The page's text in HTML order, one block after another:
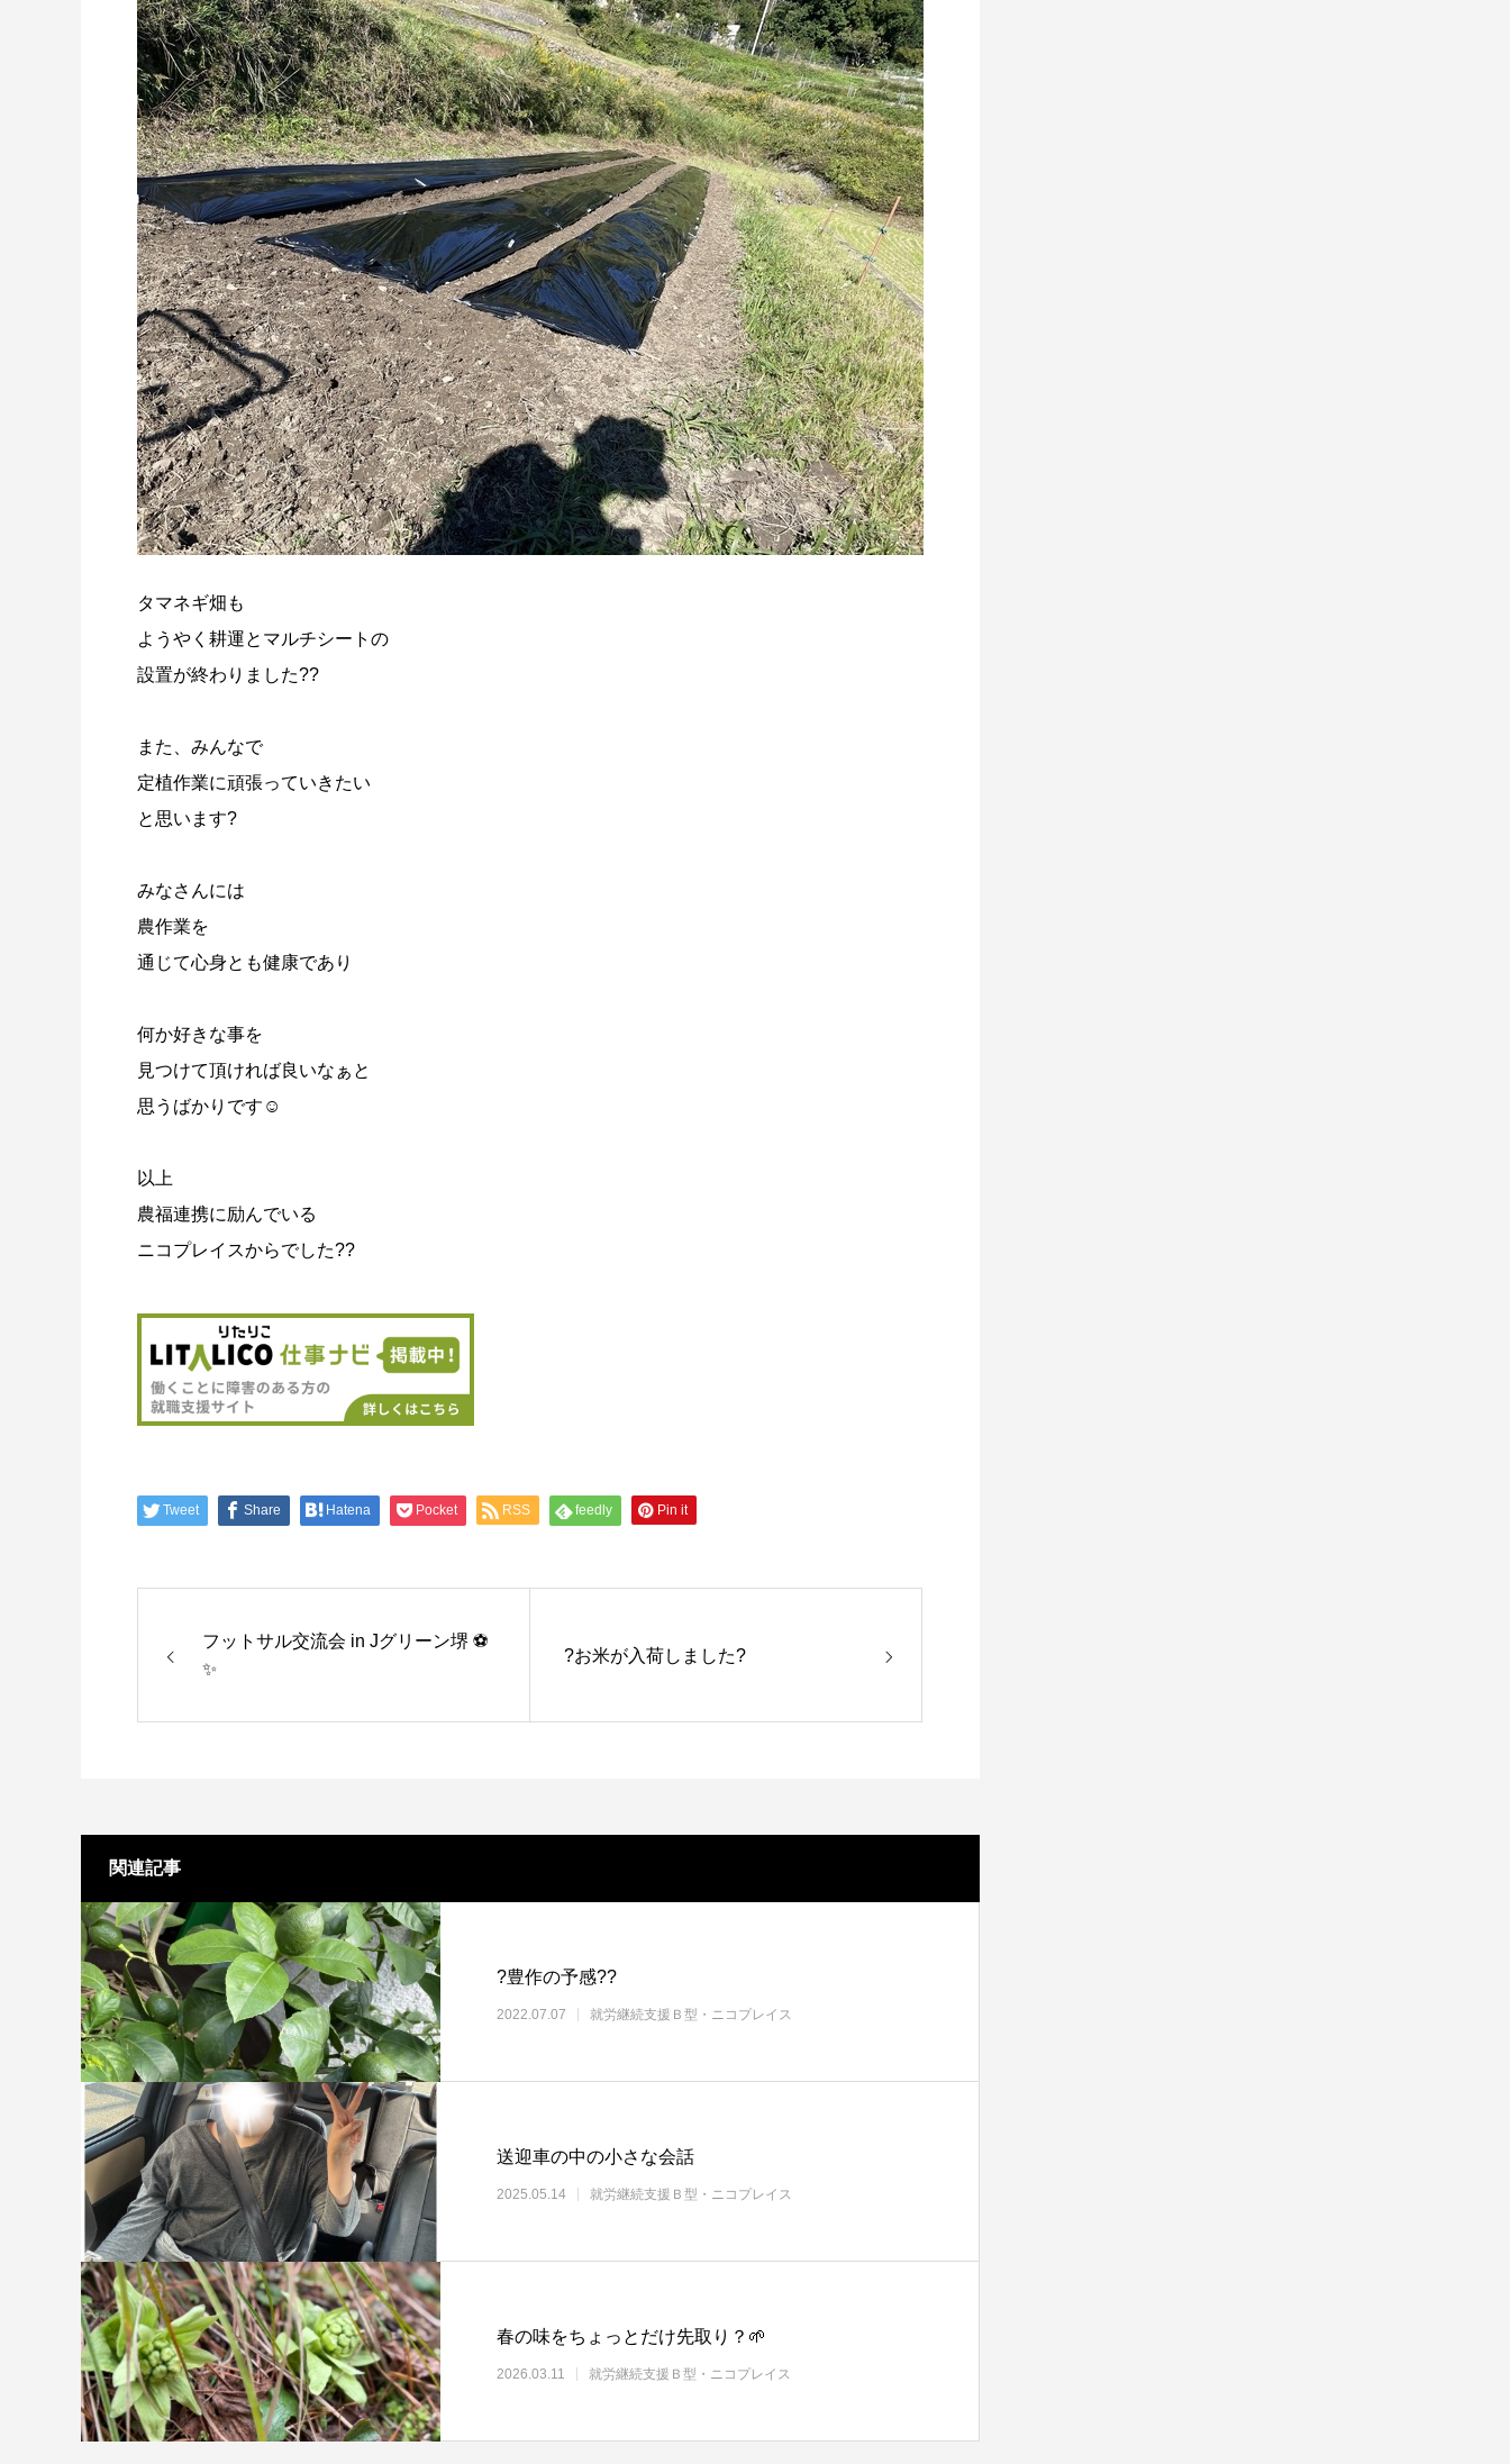
タマネギ畑も
ようやく耕運とマルチシートの
設置が終わりました??
また、みんなで
定植作業に頑張っていきたい
と思います?
みなさんには
農作業を
通じて心身とも健康であり
何か好きな事を
見つけて頂ければ良いなぁと
思うばかりです☺️
以上
農福連携に励んでいる
ニコプレイスからでした??
Tweet Share Hatena Pocket RSS feedly Pin it
フットサル交流会 in Jグリーン堺 ⚽
✨
?お米が入荷しました?
関連記事
?豊作の予感??
2022.07.07 就労継続支援Ｂ型・ニコプレイス
送迎車の中の小さな会話
2025.05.14 就労継続支援Ｂ型・ニコプレイス
春の味をちょっとだけ先取り？🌱
2026.03.11 就労継続支援Ｂ型・ニコプレイス